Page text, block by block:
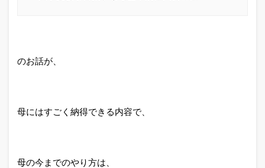
のお話が、
母にはすごく納得できる内容で、
母の今までのやり方は、